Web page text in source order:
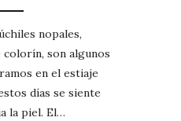
nopales,
colorín, son algunos
en el estiaje
días se siente
la piel. El…